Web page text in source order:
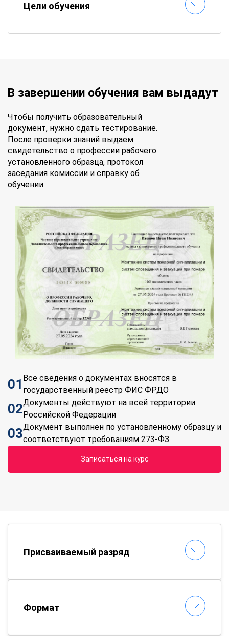
✉Быстрая выдача документов
Цели обучения
В завершении обучения вам выдадут
Чтобы получить образовательный
документ, нужно сдать тестирование.
После проверки знаний выдаем
свидетельство о профессии рабочего
установленного образца, протокол
заседания комиссии и справку об
обучении.
01 Все сведения о документах вносятся в
государственный реестр ФИС ФРДО
02Документы действуют на всей территории
Российской Федерации
03Документ выполнен по установленному образцу и
соответствуют требованиям 273-ФЗ
Записаться на курс
Присваиваемый разряд
Формат